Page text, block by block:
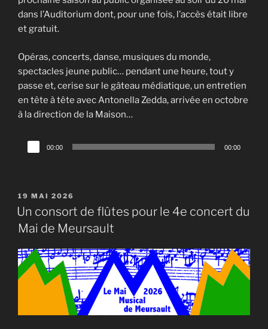
dans l’Auditorium dont, pour une fois, l’accès était libre
et gratuit.
Opéras, concerts, danse, musiques du monde,
spectacles jeune public… pendant une heure, tout y
passe et, cerise sur le gâteau médiatique, un entretien
en tête à tête avec Antonella Zedda, arrivée en octobre
à la direction de la Maison…
Lecteur
audio
00:00 00:00
PUBLIÉ
LE
19 MAI 2026
Un consort de flûtes pour le 4e concert du
Mai de Meursault